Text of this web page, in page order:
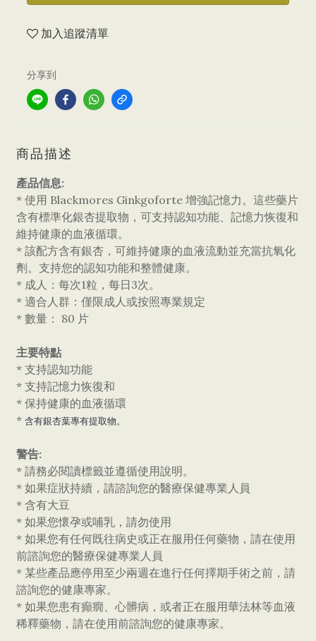
加入追蹤清單
分享到
商品描述
產品信息:
* 使用 Blackmores Ginkgoforte 增強記憶力。這些藥片
含有標準化銀杏提取物，可支持認知功能、記憶力恢復和
維持健康的血液循環。
* 該配方含有銀杏，可維持健康的血液流動並充當抗氧化
劑。支持您的認知功能和整體健康。
* 成人：每次1粒，每日3次。
* 適合人群：僅限成人或按照專業規定
* 數量： 80 片
主要特點
* 支持認知功能
* 支持記憶力恢復和
* 保持健康的血液循環
* 含有銀杏葉專有提取物。
警告:
* 請務必閱讀標籤並遵循使用說明。
* 如果症狀持續，請諮詢您的醫療保健專業人員
* 含有大豆
* 如果您懷孕或哺乳，請勿使用
* 如果您有任何既往病史或正在服用任何藥物，請在使用
前諮詢您的醫療保健專業人員
* 某些產品應停用至少兩週在進行任何擇期手術之前，請
諮詢您的健康專家。
* 如果您患有癲癇、心髒病，或者正在服用華法林等血液
稀釋藥物，請在使用前諮詢您的健康專家。